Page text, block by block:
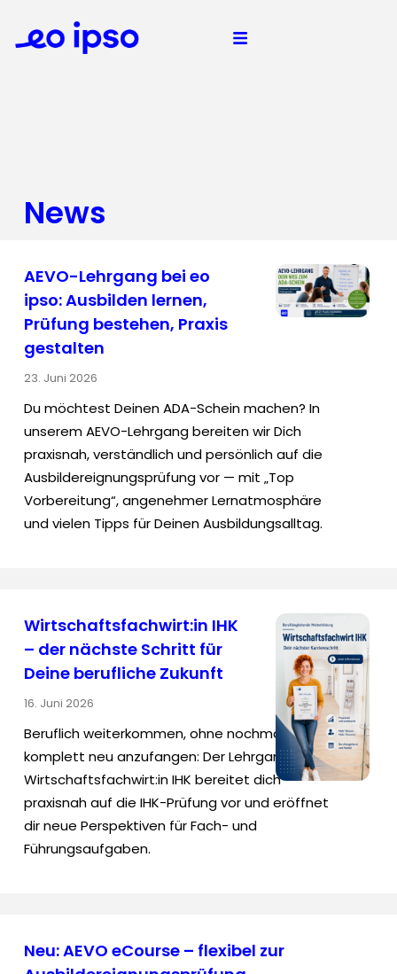
News
AEVO-Lehrgang bei eo
ipso: Ausbilden lernen,
Prüfung bestehen, Praxis
gestalten
23. Juni 2026
Du möchtest Deinen ADA-Schein machen? In
unserem AEVO-Lehrgang bereiten wir Dich
praxisnah, verständlich und persönlich auf die
Ausbildereignungsprüfung vor — mit „Top
Vorbereitung“, angenehmer Lernatmosphäre
und vielen Tipps für Deinen Ausbildungsalltag.
Wirtschaftsfachwirt:in IHK
– der nächste Schritt für
Deine berufliche Zukunft
16. Juni 2026
Beruflich weiterkommen, ohne nochmal
komplett neu anzufangen: Der Lehrgang
Wirtschaftsfachwirt:in IHK bereitet dich
praxisnah auf die IHK-Prüfung vor und eröffnet
dir neue Perspektiven für Fach- und
Führungsaufgaben.
Neu: AEVO eCourse – flexibel zur